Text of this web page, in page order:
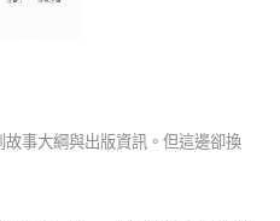
事大綱與出版資訊。但這邊卻換